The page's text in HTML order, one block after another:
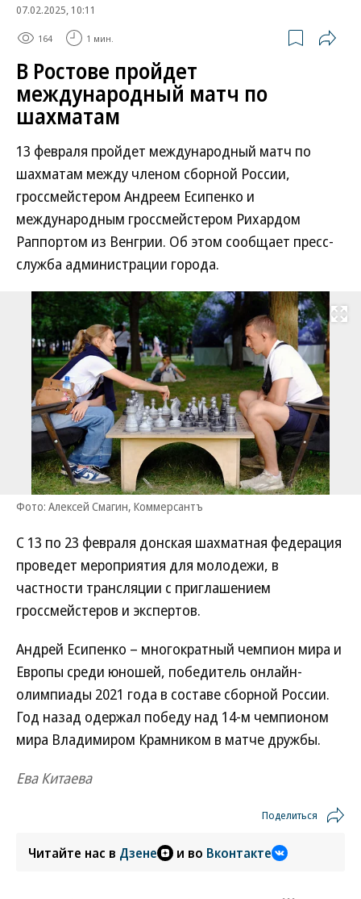
07.02.2025, 10:11
164 1 мин.
В Ростове пройдет
международный матч по
шахматам
13 февраля пройдет международный матч по
шахматам между членом сборной России,
гроссмейстером Андреем Есипенко и
международным гроссмейстером Рихардом
Раппортом из Венгрии. Об этом сообщает пресс-
служба администрации города.
Развернуть
Фото: Алексей Смагин, Коммерсантъ
С 13 по 23 февраля донская шахматная федерация
проведет мероприятия для молодежи, в
частности трансляции с приглашением
гроссмейстеров и экспертов.
Андрей Есипенко – многократный чемпион мира и
Европы среди юношей, победитель онлайн-
олимпиады 2021 года в составе сборной России.
Год назад одержал победу над 14-м чемпионом
мира Владимиром Крамником в матче дружбы.
Ева Китаева
Поделиться
Читайте нас в Дзене и во Вконтакте